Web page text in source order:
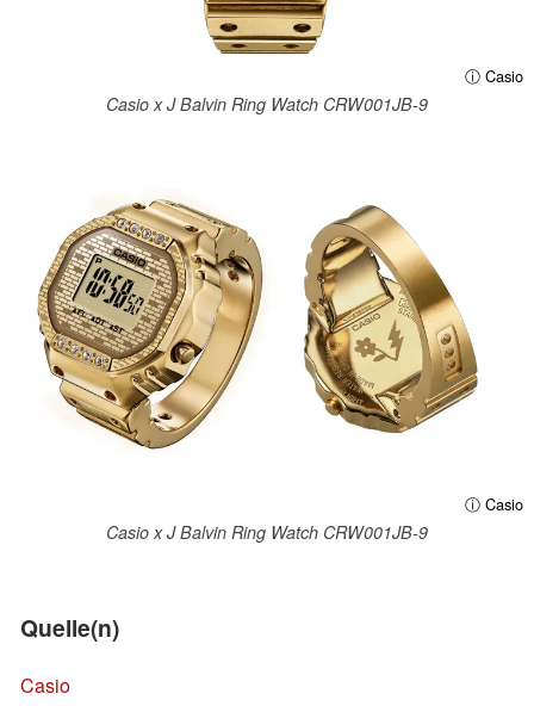
ⓘ Casio
Casio x J Balvin Ring Watch CRW001JB-9
ⓘ Casio
Casio x J Balvin Ring Watch CRW001JB-9
Quelle(n)
Casio